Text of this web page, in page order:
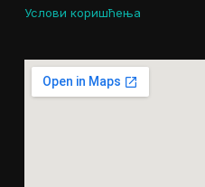
Услови коришћења